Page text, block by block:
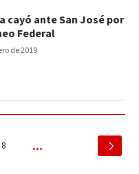
de 2019
cayó ante San José por
Federal
8